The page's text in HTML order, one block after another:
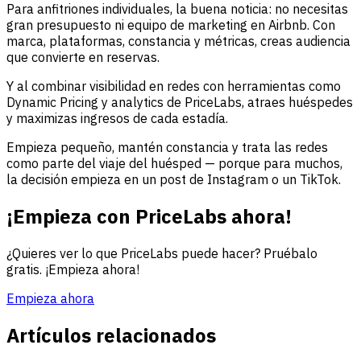
Para anfitriones individuales, la buena noticia: no necesitas
gran presupuesto ni equipo de marketing en Airbnb. Con
marca, plataformas, constancia y métricas, creas audiencia
que convierte en reservas.
Y al combinar visibilidad en redes con herramientas como
Dynamic Pricing y analytics de PriceLabs, atraes huéspedes
y maximizas ingresos de cada estadía.
Empieza pequeño, mantén constancia y trata las redes
como parte del viaje del huésped — porque para muchos,
la decisión empieza en un post de Instagram o un TikTok.
¡Empieza con PriceLabs ahora!
¿Quieres ver lo que PriceLabs puede hacer? Pruébalo
gratis. ¡Empieza ahora!
Empieza ahora
Artículos relacionados